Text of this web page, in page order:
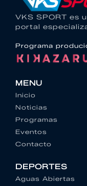
VKS SPORT es
portal
Programa
MENU
Inicio
Noticias
Programas
Eventos
Contacto
DEPORTES
Aguas Abiertas